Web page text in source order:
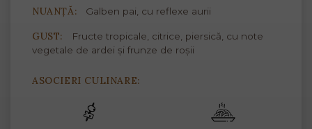
NUANȚĂ: Galben pai, cu reflexe aurii
GUST:
Fructe tropicale, citrice, piersică, cu note
vegetale de ardei și frunze de roșii
ASOCIERI CULINARE: